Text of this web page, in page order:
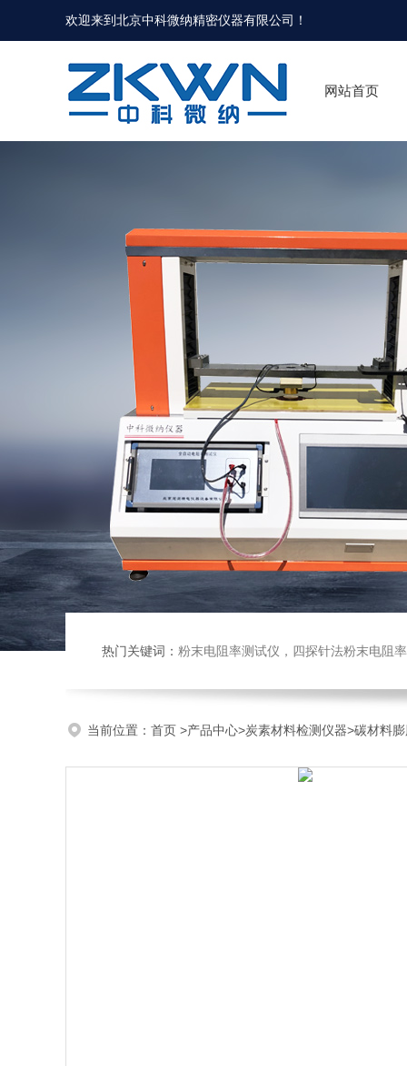
欢迎来到北京中科微纳精密仪器有限公司！
网站首页
热门关键词： 粉末电阻率测试仪，四探针法粉末电阻率仪，压实密度仪，炭块电阻
当前位置： 首页 >产品中心>炭素材料检测仪器>碳材料